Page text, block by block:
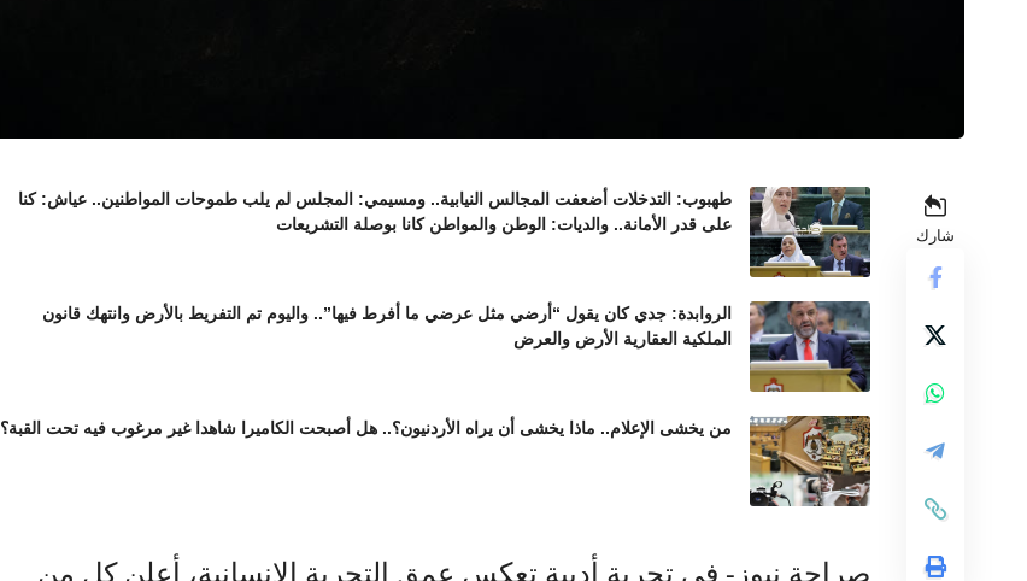
شارك
طهبوب: التدخلات أضعفت المجالس النيابية.. ومسيمي: المجلس لم يلب طموحات المواطنين.. عياش: كنا
على قدر الأمانة.. والديات: الوطن والمواطن كانا بوصلة التشريعات
الروابدة: جدي كان يقول “أرضي مثل عرضي ما أفرط فيها”.. واليوم تم التفريط بالأرض وانتهك قانون
الملكية العقارية الأرض والعرض
من يخشى الإعلام.. ماذا يخشى أن يراه الأردنيون؟.. هل أصبحت الكاميرا شاهدا غير مرغوب فيه تحت القبة؟
صراحة نيوز- في تجربة أدبية تعكس عمق التجربة الإنسانية، أعلن كل من